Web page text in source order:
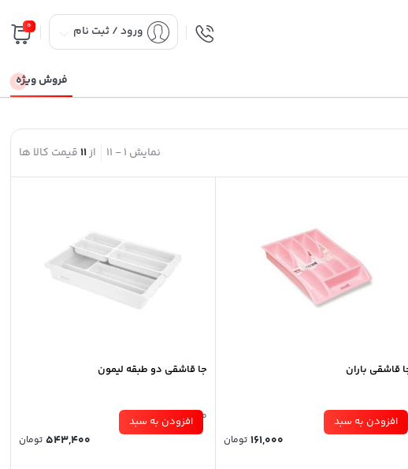
ورود / ثبت نام 0
فروش ویژه
نمایش 1
-
11 از11 قیمت کالا ها
قاشقی باران
در انبار
تومان
افزودن به سبد
جا قاشقی دو طبقه لیمون
موجود در انبار
تومان
افزودن به سبد